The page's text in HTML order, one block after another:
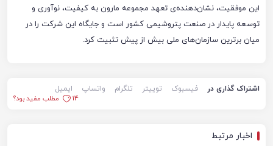
این موفقیت، نشان‌دهنده‌ی تعهد مجموعه مارون به کیفیت، نوآوری و
توسعه پایدار در صنعت پتروشیمی کشور است و جایگاه این شرکت را در
میان برترین سازمان‌های ملی بیش از پیش تثبیت کرد.
اشتراک گذاری در فیسبوک توییتر تلگرام واتساپ
ایمیل
14
مطلب مفید بود؟
اخبار مرتبط